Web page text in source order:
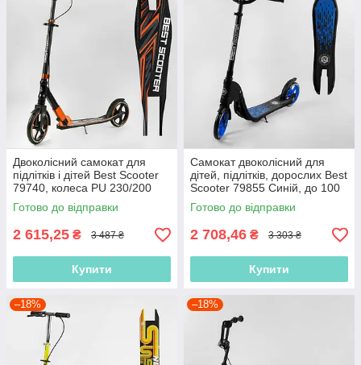
Двоколісний самокат для
підлітків і дітей Best Scooter
79740, колеса PU 230/200
мм, з фарою, до 100 кг
Готово до відправки
2 615,25 ₴ 3 487 ₴
Купити
Самокат двоколісний для
дітей, підлітків, дорослих Best
Scooter 79855 Синій, до 100
кг, колеса PU 20 см
Готово до відправки
2 708,46 ₴ 3 303 ₴
Купити
–18% –18%